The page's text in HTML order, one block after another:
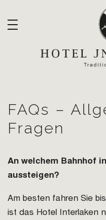
FAQs –
Fragen
An welchem Bahnhof
aussteigen?
Am besten fahren Sie
ist das Hotel Interlaken